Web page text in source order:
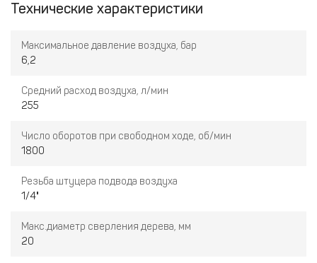
Технические характеристики
Максимальное давление воздуха, бар
6,2
Средний расход воздуха, л/мин
255
Число оборотов при свободном ходе, об/мин
1800
Резьба штуцера подвода воздуха
1/4"
Макс.диаметр сверления дерева, мм
20